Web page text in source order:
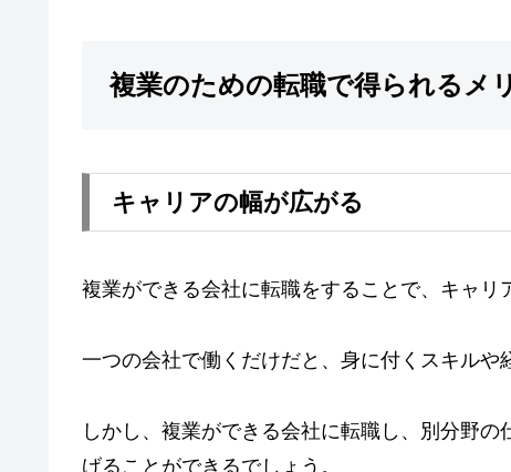
複業のための転職で得られるメ
キャリアの幅が広がる
複業ができる会社に転職をすることで、キャリ
一つの会社で働くだけだと、身に付くスキルや
しかし、複業ができる会社に転職し、別分野
げることができるでしょう。